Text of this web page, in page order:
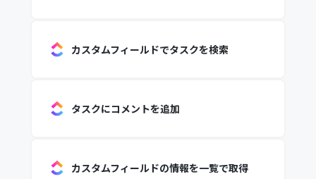
カスタムフィールドでタスクを検索
タスクにコメントを追加
カスタムフィールドの情報を一覧で取得